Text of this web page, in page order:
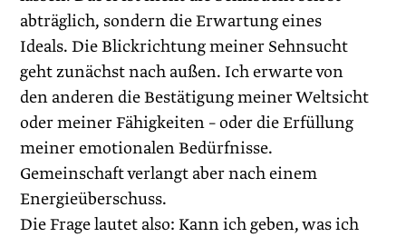
abträglich, sondern die Erwartung eines
Ideals. Die Blickrichtung meiner Sehnsucht
geht zunächst nach außen. Ich erwarte von
den anderen die Bestätigung meiner Weltsicht
oder meiner Fähigkeiten – oder die Erfüllung
meiner emotionalen Bedürfnisse.
Gemeinschaft verlangt aber nach einem
Energieüberschuss.
Die Frage lautet also: Kann ich geben, was ich